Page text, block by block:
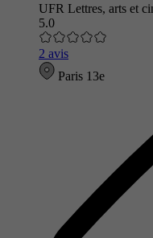
UFR Lettres, arts et
5.0
2 avis
Paris 13e